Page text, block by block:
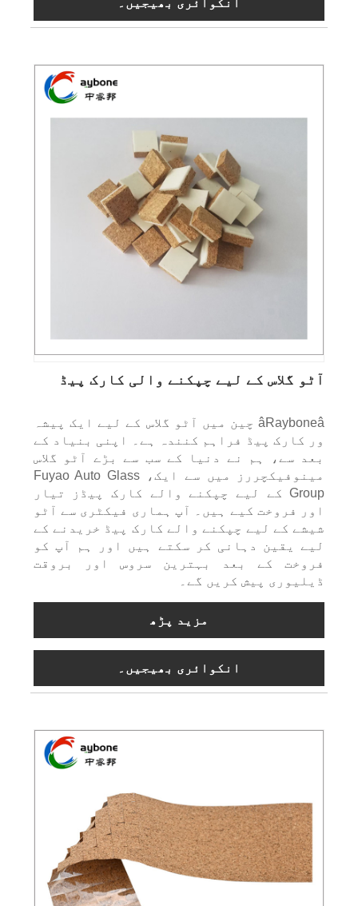
انکوائری بھیجیں۔
آٹو گلاس کے لیے چپکنے والی کارک پیڈ
âRayboneâ چین میں آٹو گلاس کے لیے ایک پیشہ
ور کارک پیڈ فراہم کنندہ ہے۔ اپنی بنیاد کے
بعد سے، ہم نے دنیا کے سب سے بڑے آٹو گلاس
مینوفیکچررز میں سے ایک، Fuyao Auto Glass
Group کے لیے چپکنے والے کارک پیڈز تیار
اور فروخت کیے ہیں۔ آپ ہماری فیکٹری سے آٹو
شیشے کے لیے چپکنے والے کارک پیڈ خریدنے کے
لیے یقین دہانی کر سکتے ہیں اور ہم آپ کو
فروخت کے بعد بہترین سروس اور بروقت
ڈیلیوری پیش کریں گے۔
مزید پڑھ
انکوائری بھیجیں۔